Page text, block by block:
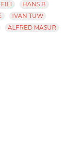
FILI
HANS B
IVAN TUW
ALFRED MASUR